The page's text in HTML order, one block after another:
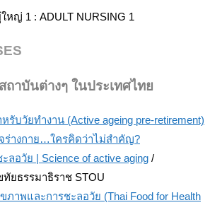
หญ่ 1 : ADULT NURSING 1
ถาบันต่างๆ ในประเทศไทย
รับวัยทำงาน (Active ageing pre-retirement)
ร่างกาย…ใครคิดว่าไม่สำคัญ?
ลอวัย | Science of active aging /
ยธรรมาธิราช STOU
ภาพและการชะลอวัย (Thai Food for Health